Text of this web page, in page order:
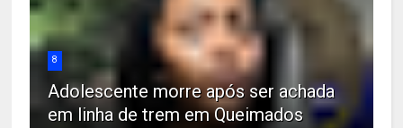
8
Adolescente morre após ser achada
em linha de trem em Queimados